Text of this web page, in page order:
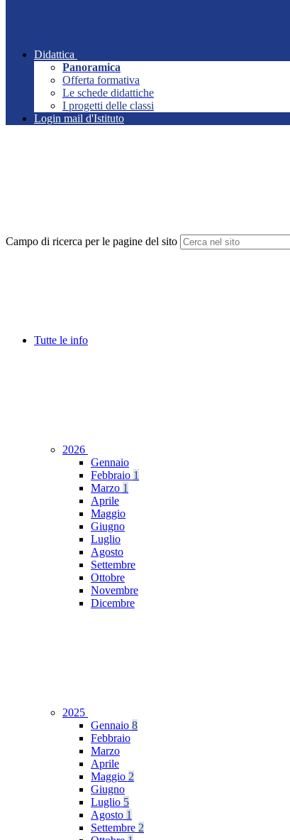
Didattica
Panoramica
Offerta formativa
Le schede didattiche
I progetti delle classi
Login mail d'Istituto
Campo di ricerca per le pagine del sito
Tutte le info
2026
Gennaio
Febbraio 1
Marzo 1
Aprile
Maggio
Giugno
Luglio
Agosto
Settembre
Ottobre
Novembre
Dicembre
2025
Gennaio 8
Febbraio
Marzo
Aprile
Maggio 2
Giugno
Luglio 5
Agosto 1
Settembre 2